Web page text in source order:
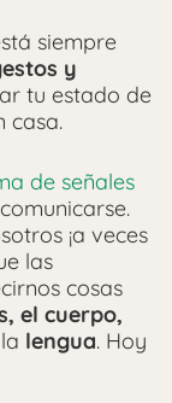
siempre
y
tu estado de
casa.
de señales
¡a veces
las
cosas
el cuerpo,
lengua. Hoy